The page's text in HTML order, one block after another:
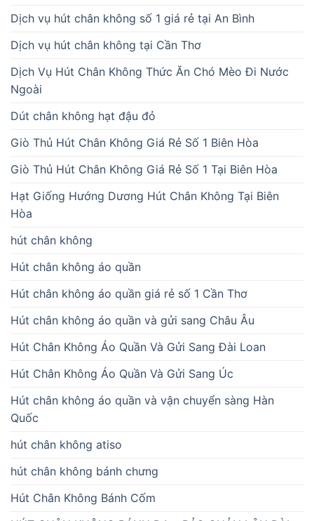
Dịch vụ hút chân không số 1 giá rẻ tại An Bình
Dịch vụ hút chân không tại Cần Thơ
Dịch Vụ Hút Chân Không Thức Ăn Chó Mèo Đi Nước
Ngoài
Dút chân không hạt đậu đỏ
Giò Thủ Hút Chân Không Giá Rẻ Số 1 Biên Hòa
Giò Thủ Hút Chân Không Giá Rẻ Số 1 Tại Biên Hòa
Hạt Giống Hướng Dương Hút Chân Không Tại Biên
Hòa
hút chân không
Hút chân không áo quần
Hút chân không áo quần giá rẻ số 1 Cần Thơ
Hút chân không áo quần và gửi sang Châu Âu
Hút Chân Không Áo Quần Và Gửi Sang Đài Loan
Hút Chân Không Áo Quần Và Gửi Sang Úc
Hút chân không áo quần và vận chuyển sàng Hàn
Quốc
hút chân không atiso
hút chân không bánh chưng
Hút Chân Không Bánh Cốm